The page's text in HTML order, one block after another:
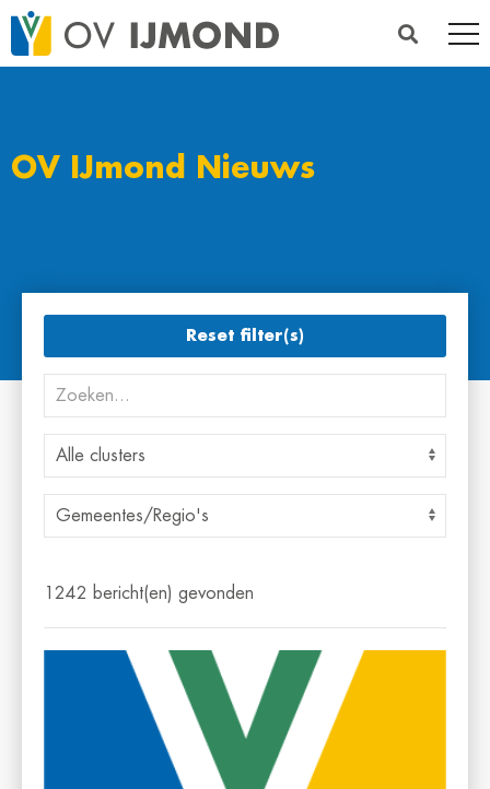
OV IJmond Nieuws
Reset filter(s)
1242 bericht(en) gevonden